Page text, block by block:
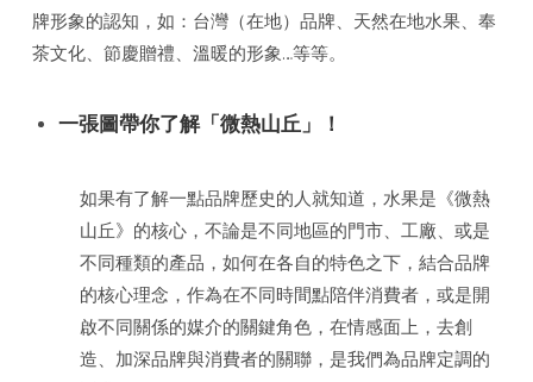
牌形象的認知，如：台灣（在地）品牌、天然在地水果、奉
茶文化、節慶贈禮、溫暖的形象…等等。
一張圖帶你了解「微熱山丘」！
如果有了解一點品牌歷史的人就知道，水果是《微熱
山丘》的核心，不論是不同地區的門市、工廠、或是
不同種類的產品，如何在各自的特色之下，結合品牌
的核心理念，作為在不同時間點陪伴消費者，或是開
啟不同關係的媒介的關鍵角色，在情感面上，去創
造、加深品牌與消費者的關聯，是我們為品牌定調的